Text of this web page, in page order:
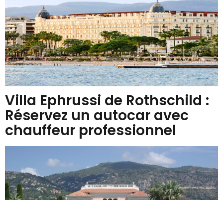
Villa Ephrussi de Rothschild :
Réservez un autocar avec
chauffeur professionnel